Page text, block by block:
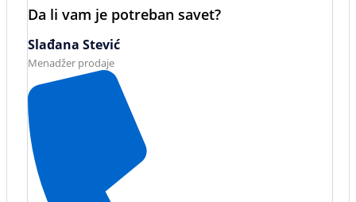
Da li vam je potreban savet?
Slađana Stević
Menadžer prodaje